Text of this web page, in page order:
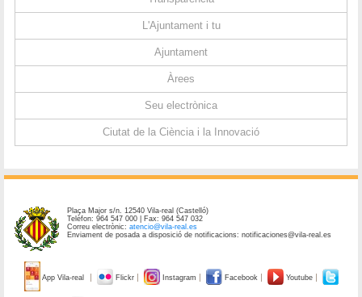
L'Ajuntament i tu
Ajuntament
Àrees
Seu electrònica
Ciutat de la Ciència i la Innovació
Plaça Major s/n. 12540 Vila-real (Castelló)
Telèfon: 964 547 000 | Fax: 964 547 032
Correu electrònic:atencio@vila-real.es
Enviament de posada a disposició de notificacions: notificaciones@vila-real.es
App Vila-real Flickr Instagram Facebook Youtube